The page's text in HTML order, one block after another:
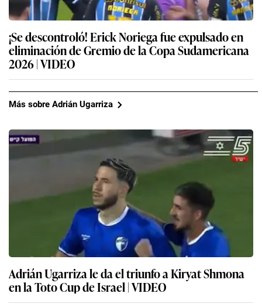
¡Se descontroló! Erick Noriega fue expulsado en
eliminación de Gremio de la Copa Sudamericana
2026 | VIDEO
Más sobre Adrián Ugarriza
Adrián Ugarriza le da el triunfo a Kiryat Shmona
en la Toto Cup de Israel | VIDEO